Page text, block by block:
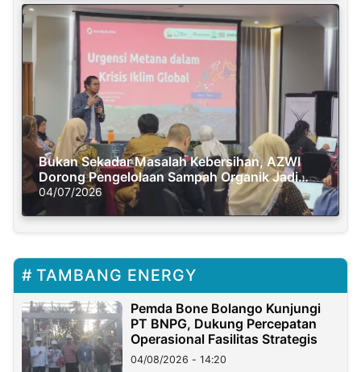
Bukan Sekadar Masalah Kebersihan, AZWI
Dorong Pengelolaan Sampah Organik Jadi
Solusi Krisis Iklim
04/07/2026
TAMBANG ENERGY
Pemda Bone Bolango Kunjungi
PT BNPG, Dukung Percepatan
Operasional Fasilitas Strategis
04/08/2026 - 14:20